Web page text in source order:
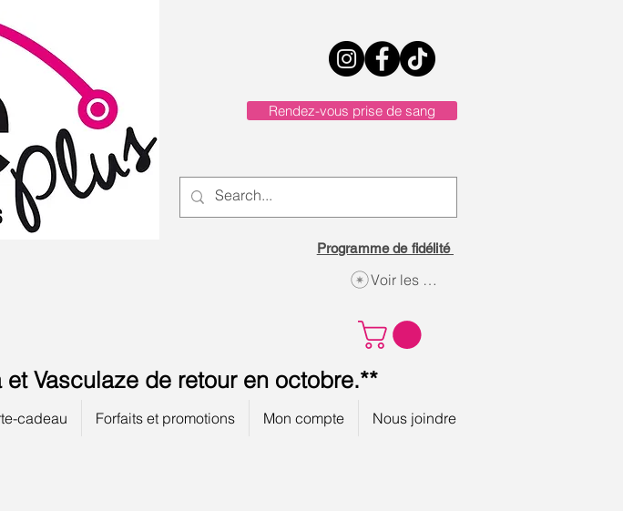
Rendez-vous prise de sang
Programme de fidélité
Voir les points
Vasculaze de retour en octobre.**
cadeau Forfaits et promotions Mon compte Nous joindre